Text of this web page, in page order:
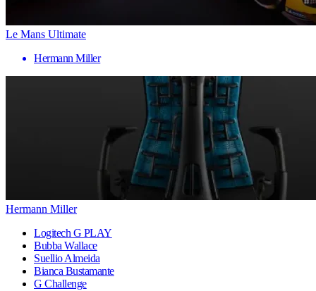
Le Mans Ultimate
Hermann Miller
Hermann Miller
Logitech G PLAY
Bubba Wallace
Suellio Almeida
Bianca Bustamante
G Challenge